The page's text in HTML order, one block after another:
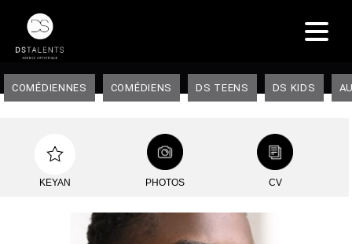
COMÉDIENNES COMÉDIENS DS TEENS DS KIDS
KEYAN PHOTOS CV